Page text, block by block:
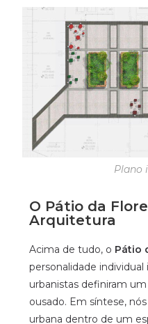
Plano
O Pátio da
Arquitetura
Acima de tudo, o Pátio
personalidade
urbanistas definiram
ousado. Em síntese,
urbana dentro de um